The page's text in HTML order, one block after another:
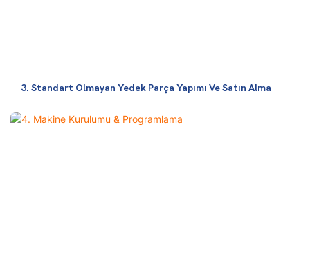
3. Standart Olmayan Yedek Parça Yapımı Ve Satın Alma